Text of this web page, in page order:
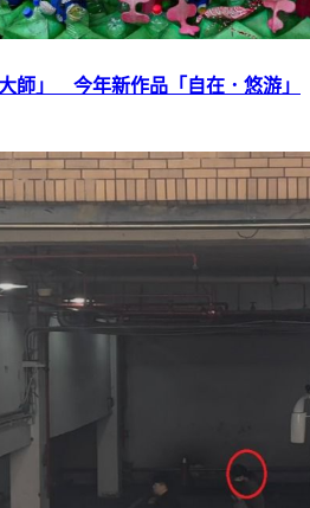
師」 今年新作品「自在．悠游」